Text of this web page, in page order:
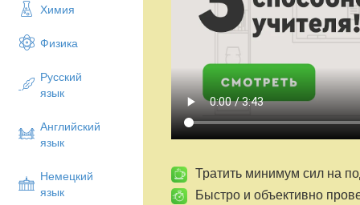
Химия
Физика
Русский
язык
Английский
язык
Немецкий
язык
Тратить минимум сил на
Быстро и объективно